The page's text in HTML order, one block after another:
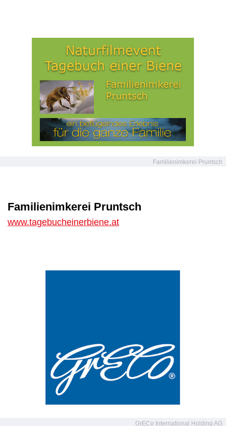
Familienimkerei Pruntsch
Familienimkerei Pruntsch
www.tagebucheinerbiene.at
GrECo International Holding AG